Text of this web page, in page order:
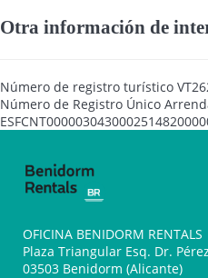
Otra información de
Número de registro turístico
Número de Registro Único
OFICINA BENIDORM RENTALS
Plaza Triangular Esq. Dr.
03503 Benidorm (Alicante)